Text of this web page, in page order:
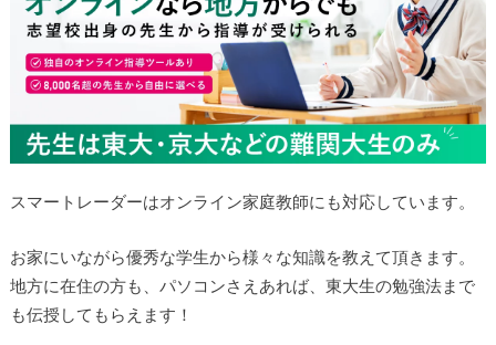
スマートレーダーはオンライン家庭教師にも対応しています。
お家にいながら優秀な学生から様々な知識を教えて頂きます。
地方に在住の方も、パソコンさえあれば、東大生の勉強法まで
も伝授してもらえます！